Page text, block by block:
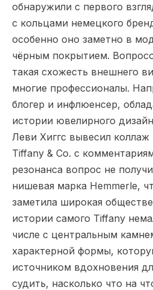
обнаружили с первого
с кольцами немецкого
особенно оно заметно в
чёрным покрытием.
такая схожесть внешнего
многие профессионалы.
блогер и инфлюенсер,
истории ювелирного
Леви Хиггс вывесил коллаж
Tiffany & Co. с
резонанса вопрос не
нишевая марка Hemmerle,
заметила широкая
истории самого Tiffany
числе с центральным
характерной формы,
источником вдохновения
судить, насколько что на